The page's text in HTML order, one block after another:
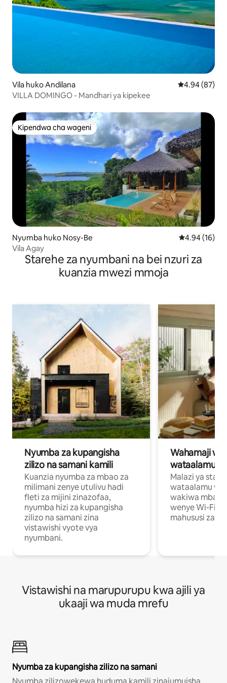
Vila huko Andilana Ukadiriaji wa
4.94 (87)
VILLA DOMINGO - Mandhari ya kipekee
Kipendwa cha wageni
Kipendwa cha wageni
Nyumba huko Nosy-Be Ukadiriaji wa
4.94 (16)
Vila Agay
Starehe za nyumbani na bei nzuri za
kuanzia mwezi mmoja
Nyumba za kupangisha
zilizo na samani kamili
Kuanzia nyumba za mbao za
milimani zenye utulivu hadi
fleti za mijini zinazofaa,
nyumba hizi za kupangisha
zilizo na samani zina
vistawishi vyote vya
nyumbani.
Wahamaji
wataalamu
Malazi ya
wataalamu
wakiwa mbali
wenye Wi-Fi
mahususi za
Vistawishi na marupurupu kwa ajili ya
ukaaji wa muda mrefu
Nyumba za kupangisha zilizo na samani